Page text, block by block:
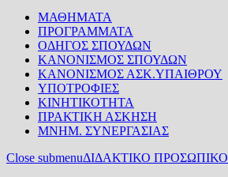
ΜΑΘΗΜΑΤΑ
ΠΡΟΓΡΑΜΜΑΤΑ
ΟΔΗΓΟΣ ΣΠΟΥΔΩΝ
ΚΑΝΟΝΙΣΜΟΣ ΣΠΟΥΔΩΝ
ΚΑΝΟΝΙΣΜΟΣ ΑΣΚ.ΥΠΑΙΘΡΟΥ
ΥΠΟΤΡΟΦΙΕΣ
ΚΙΝΗΤΙΚΟΤΗΤΑ
ΠΡΑΚΤΙΚΗ ΑΣΚΗΣΗ
ΜΝΗΜ. ΣΥΝΕΡΓΑΣΙΑΣ
Close submenuΔΙΔΑΚΤΙΚΟ ΠΡΟΣΩΠΙΚΟ